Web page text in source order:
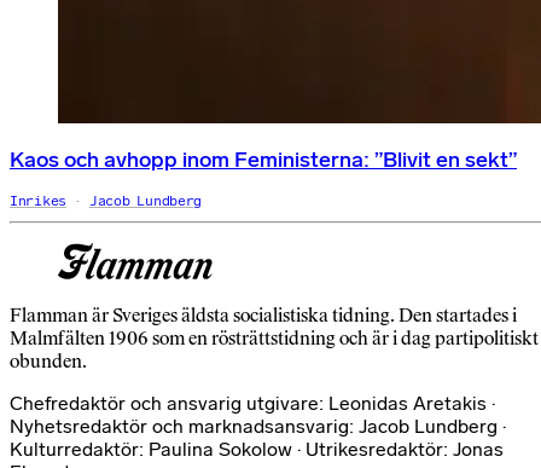
Kaos och avhopp inom Feministerna: ”Blivit en sekt”
Inrikes Jacob Lundberg
Flamman är Sveriges äldsta socialistiska tidning. Den startades i
Malmfälten 1906 som en rösträttstidning och är i dag partipolitiskt
obunden.
Chefredaktör och ansvarig utgivare: Leonidas Aretakis ·
Nyhetsredaktör och marknadsansvarig: Jacob Lundberg ·
Kulturredaktör: Paulina Sokolow · Utrikesredaktör: Jonas